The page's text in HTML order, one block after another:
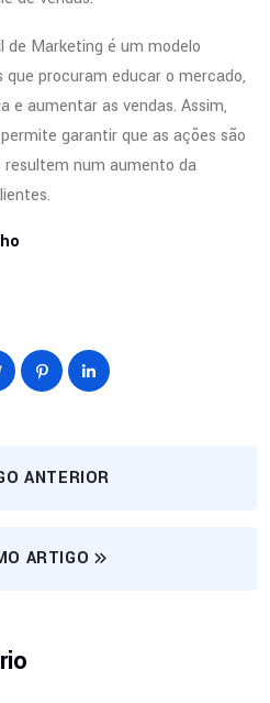
de Marketing é um modelo
procuram educar o mercado,
e aumentar as vendas. Assim,
garantir que as ações são
resultem num aumento da
ANTERIOR
ARTIGO